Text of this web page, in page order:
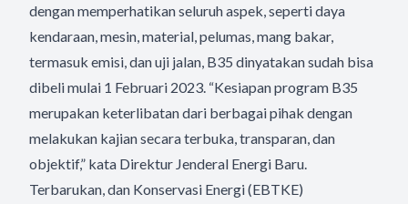
dengan memperhatikan seluruh aspek, seperti daya
kendaraan, mesin, material, pelumas, mang bakar,
termasuk emisi, dan uji jalan, B35 dinyatakan sudah bisa
dibeli mulai 1 Februari 2023. “Kesiapan program B35
merupakan keterlibatan dari berbagai pihak dengan
melakukan kajian secara terbuka, transparan, dan
objektif,” kata Direktur Jenderal Energi Baru.
Terbarukan, dan Konservasi Energi (EBTKE)